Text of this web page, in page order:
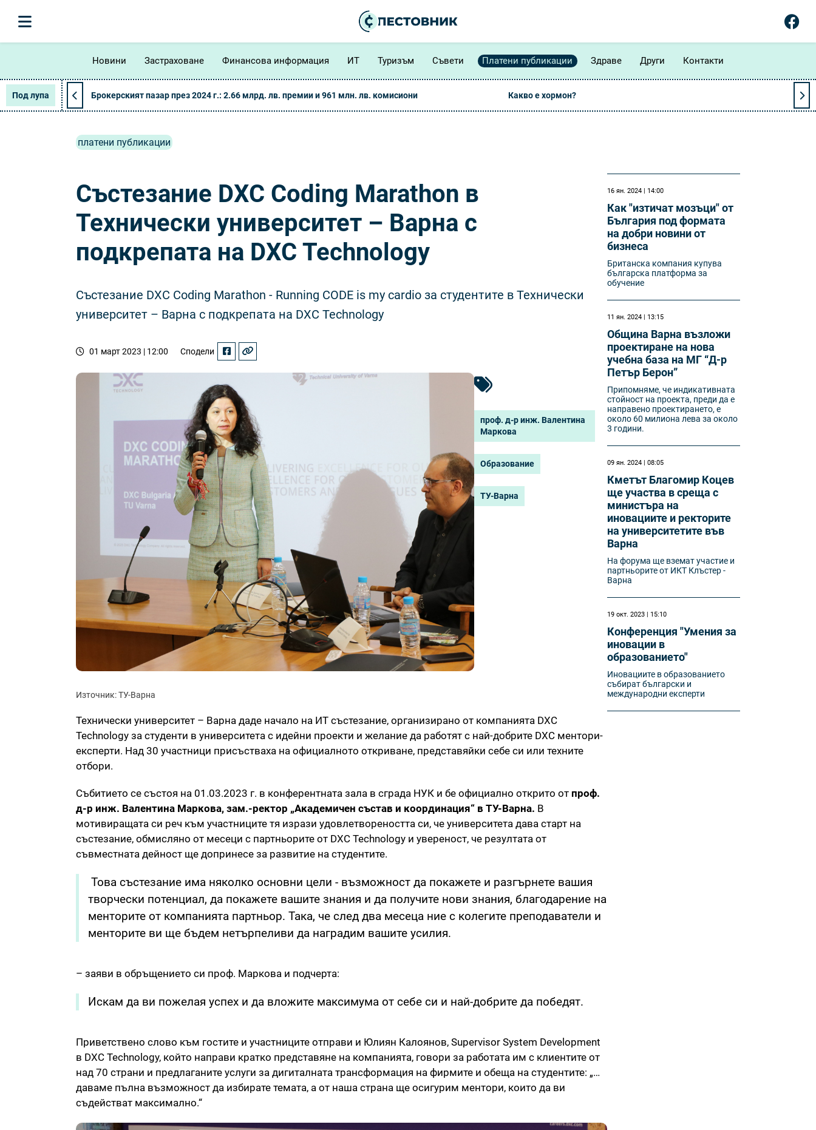
Новини Застраховане Финансова информация ИТ Туризъм Съвети Платени публикации Здраве Други Контакти
Под лупа Брокерският пазар през 2024 г.: 2.66 млрд. лв. премии и 961 млн. лв. комисиони Какво е хормон?
платени публикации
Състезание DXC Coding Marathon в
Технически университет – Варна с
подкрепата на DXC Technology
Състезание DXC Coding Marathon - Running CODE is my cardio за студентите в Технически
университет – Варна с подкрепата на DXC Technology
01 март 2023 | 12:00 Сподели
проф. д-р инж. Валентина
Маркова
Образование
ТУ-Варна
Източник: ТУ-Варна
Технически университет – Варна даде начало на ИТ състезание, организирано от компанията DXC
Technology за студенти в университета с идейни проекти и желание да работят с най-добрите DXC ментори-
експерти. Над 30 участници присъстваха на официалното откриване, представяйки себе си или техните
отбори.
Събитието се състоя на 01.03.2023 г. в конферентната зала в сграда НУК и бе официално открито от проф.
д-р инж. Валентина Маркова, зам.-ректор „Академичен състав и координация“ в ТУ-Варна. В
мотивиращата си реч към участниците тя изрази удовлетвореността си, че университета дава старт на
състезание, обмисляно от месеци с партньорите от DXC Technology и увереност, че резултата от
съвместната дейност ще допринесе за развитие на студентите.
Това състезание има няколко основни цели - възможност да покажете и разгърнете вашия
творчески потенциал, да покажете вашите знания и да получите нови знания, благодарение на
менторите от компанията партньор. Така, че след два месеца ние с колегите преподаватели и
менторите ви ще бъдем нетърпеливи да наградим вашите усилия.
– заяви в обръщението си проф. Маркова и подчерта:
Искам да ви пожелая успех и да вложите максимума от себе си и най-добрите да победят.
Приветствено слово към гостите и участниците отправи и Юлиян Калоянов, Supervisor System Development
в DXC Technology, който направи кратко представяне на компанията, говори за работата им с клиентите от
над 70 страни и предлаганите услуги за дигиталната трансформация на фирмите и обеща на студентите: „…
даваме пълна възможност да избирате темата, а от наша страна ще осигурим ментори, които да ви
съдействат максимално.“
16 ян. 2024 | 14:00
Как "изтичат мозъци" от
България под формата
на добри новини от
бизнеса
Британска компания купува
българска платформа за
обучение
11 ян. 2024 | 13:15
Община Варна възложи
проектиране на нова
учебна база на МГ “Д-р
Петър Берон”
Припомняме, че индикативната
стойност на проекта, преди да е
направено проектирането, е
около 60 милиона лева за около
3 години.
09 ян. 2024 | 08:05
Кметът Благомир Коцев
ще участва в среща с
министъра на
иновациите и ректорите
на университетите във
Варна
На форума ще вземат участие и
партньорите от ИКТ Клъстер -
Варна
19 окт. 2023 | 15:10
Конференция "Умения за
иновации в
образованието"
Иновациите в образованието
събират български и
международни експерти